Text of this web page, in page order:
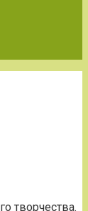
творчества.